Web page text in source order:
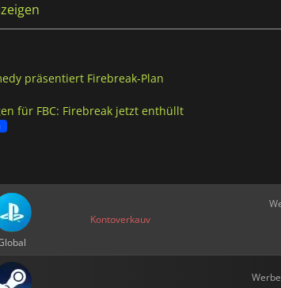
präsentiert Firebreak-Plan
für FBC: Firebreak jetzt enthüllt
Kontoverkauv